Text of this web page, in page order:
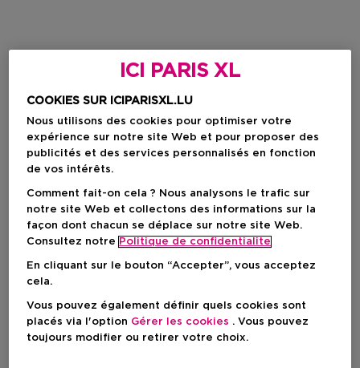
ICI PARIS XL
COOKIES SUR ICIPARISXL.LU
Nous utilisons des cookies pour optimiser votre
expérience sur notre site Web et pour proposer des
publicités et des services personnalisés en fonction
de vos intérêts.
Comment fait-on cela ? Nous analysons le trafic sur
notre site Web et collectons des informations sur la
façon dont chacun se déplace sur notre site Web.
Consultez notre Politique de confidentialite
En cliquant sur le bouton “Accepter”, vous acceptez
cela.
Vous pouvez également définir quels cookies sont
placés via l'option Gérer les cookies . Vous pouvez
toujours modifier ou retirer votre choix.